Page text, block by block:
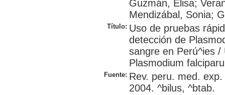
Guzmán, Elisa;
Mendizábal, Sonia;
Título: Uso de pruebas
detección de
sangre en Perú^ies
Plasmodium
Fuente: Rev. peru. med.
2004. ^bilus, ^btab.